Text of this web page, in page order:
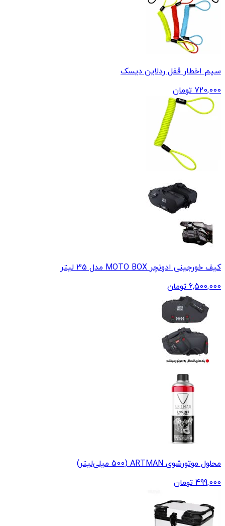
سیم اخطار قفل ردلاین دیسک
720,000 تومان
کیف‌ خورجینی ادونچر MOTO BOX مدل 35 لیتر
6,500,000 تومان
محلول موتورشوی ARTMAN (500 میلی‌لیتر)
499,000 تومان